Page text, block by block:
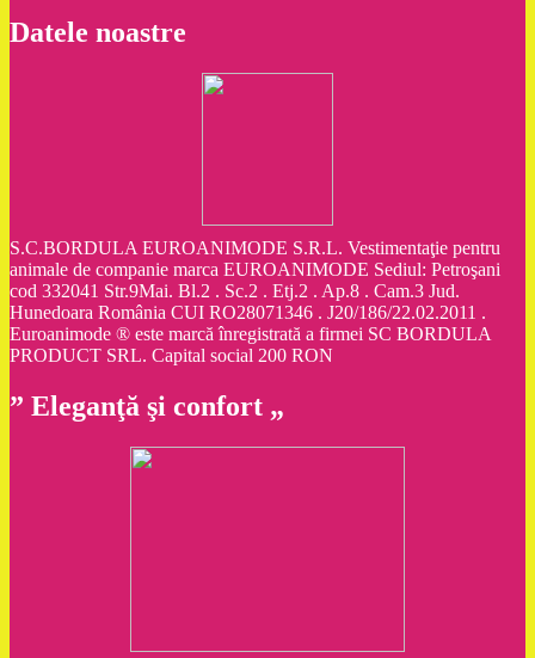
Datele noastre
S.C.BORDULA EUROANIMODE S.R.L. Vestimentaţie pentru
animale de companie marca EUROANIMODE Sediul: Petroşani
cod 332041 Str.9Mai. Bl.2 . Sc.2 . Etj.2 . Ap.8 . Cam.3 Jud.
Hunedoara România CUI RO28071346 . J20/186/22.02.2011 .
Euroanimode ® este marcă înregistrată a firmei SC BORDULA
PRODUCT SRL. Capital social 200 RON
” Eleganţă şi confort „